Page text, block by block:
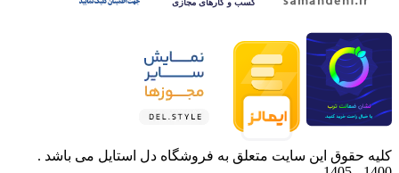
کلیه حقوق این سایت متعلق به فروشگاه دل استایل می باشد .